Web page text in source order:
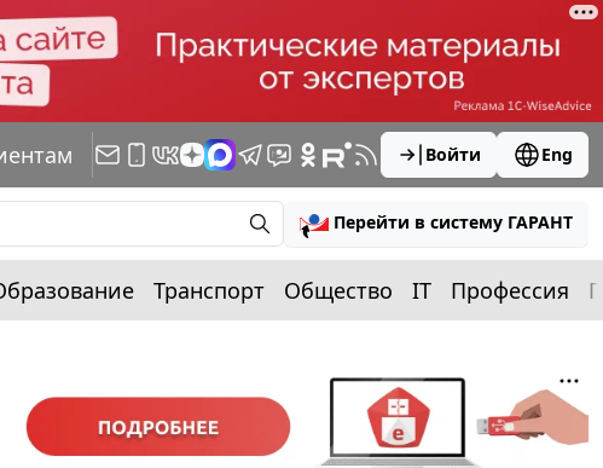
Войти Eng
Перейти в систему ГАРАНТ
Транспорт Общество IT Профессия